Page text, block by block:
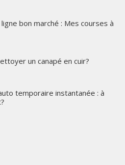
bon marché : Mes courses à
un canapé en cuir?
temporaire instantanée : à